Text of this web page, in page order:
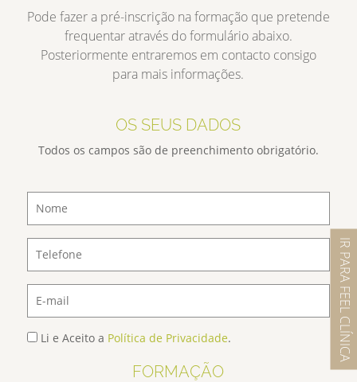
IR PARA FEEL CLÍNICA
Pode fazer a pré-inscrição na formação que pretende
frequentar através do formulário abaixo.
Posteriormente entraremos em contacto consigo
para mais informações.
OS SEUS DADOS
Todos os campos são de preenchimento obrigatório.
Li e Aceito a Política de Privacidade.
FORMAÇÃO